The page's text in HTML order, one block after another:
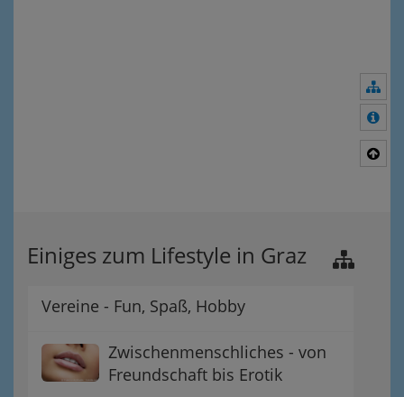
Einiges zum Lifestyle in Graz
Vereine - Fun, Spaß, Hobby
Zwischenmenschliches - von
Freundschaft bis Erotik